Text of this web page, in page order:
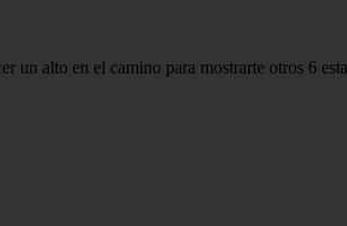
un alto en el camino para mostrarte otros 6